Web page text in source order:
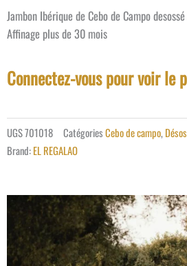
Jambon Ibérique de Cebo de Campo
Affinage plus de 30 mois
Connectez-vous pour voir le
UGS701018 CatégoriesCebo de campo,
Brand:EL REGALAO